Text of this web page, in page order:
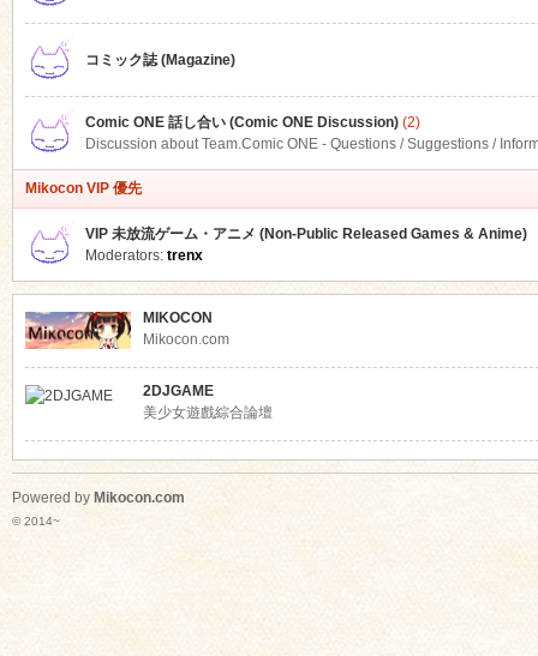
コミック誌 (Magazine)
Comic ONE 話し合い (Comic ONE Discussion)(2)
Discussion about Team.Comic ONE - Questions / Suggestions /
Mikocon VIP 優先
VIP 未放流ゲーム・アニメ (Non-Public Released Games & Anime)
Moderators: trenx
MIKOCON
Mikocon.com
2DJGAME
美少女遊戲綜合論壇
Powered by Mikocon.com
© 2014~